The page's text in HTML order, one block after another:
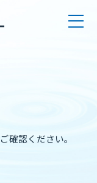
確認ください。